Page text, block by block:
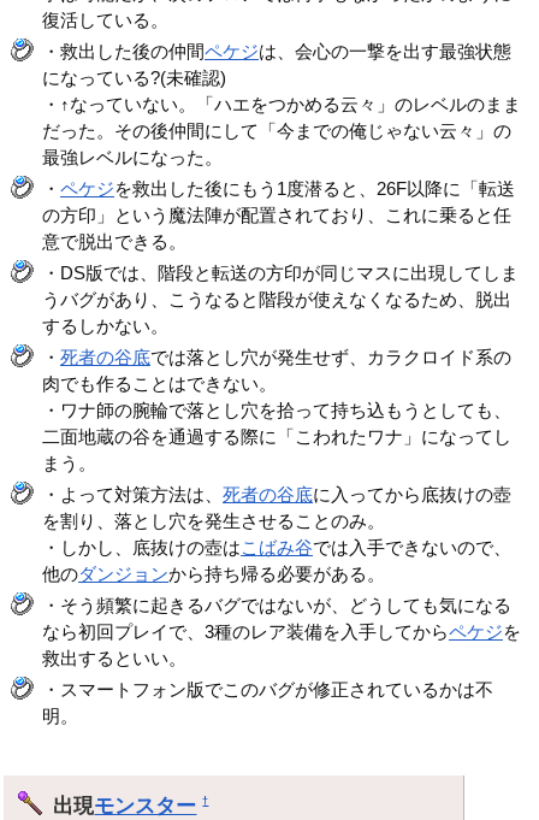
復活している。
・救出した後の仲間ペケジは、会心の一撃を出す最強状態
になっている?(未確認)
・↑なっていない。「ハエをつかめる云々」のレベルのまま
だった。その後仲間にして「今までの俺じゃない云々」の
最強レベルになった。
・ペケジを救出した後にもう1度潜ると、26F以降に「転送
の方印」という魔法陣が配置されており、これに乗ると任
意で脱出できる。
・DS版では、階段と転送の方印が同じマスに出現してしま
うバグがあり、こうなると階段が使えなくなるため、脱出
するしかない。
・死者の谷底では落とし穴が発生せず、カラクロイド系の
肉でも作ることはできない。
・ワナ師の腕輪で落とし穴を拾って持ち込もうとしても、
二面地蔵の谷を通過する際に「こわれたワナ」になってし
まう。
・よって対策方法は、死者の谷底に入ってから底抜けの壺
を割り、落とし穴を発生させることのみ。
・しかし、底抜けの壺はこばみ谷では入手できないので、
他のダンジョンから持ち帰る必要がある。
・そう頻繁に起きるバグではないが、どうしても気になる
なら初回プレイで、3種のレア装備を入手してからペケジを
救出するといい。
・スマートフォン版でこのバグが修正されているかは不
明。
出現モンスター †